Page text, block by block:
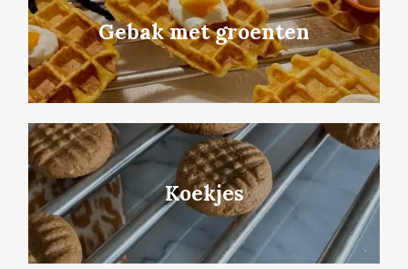
Gebak met groenten
Koekjes